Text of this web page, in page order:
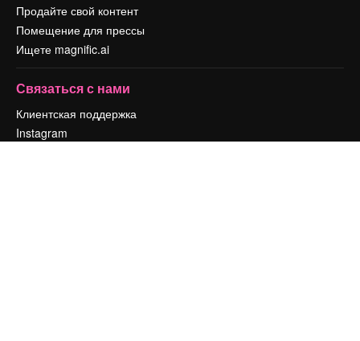
Продайте свой контент
Помещение для прессы
Ищете magnific.ai
Связаться с нами
Клиентская поддержка
Instagram